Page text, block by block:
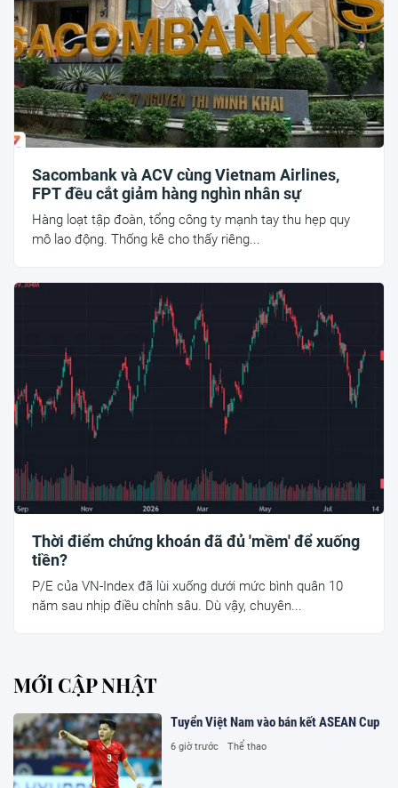
Sacombank và ACV cùng Vietnam Airlines,
FPT đều cắt giảm hàng nghìn nhân sự
Hàng loạt tập đoàn, tổng công ty mạnh tay thu hẹp quy
mô lao động. Thống kê cho thấy riêng...
Thời điểm chứng khoán đã đủ 'mềm' để xuống
tiền?
P/E của VN-Index đã lùi xuống dưới mức bình quân 10
năm sau nhịp điều chỉnh sâu. Dù vậy, chuyên...
MỚI CẬP NHẬT
Tuyển Việt Nam vào bán kết ASEAN Cup
6 giờ trước Thể thao